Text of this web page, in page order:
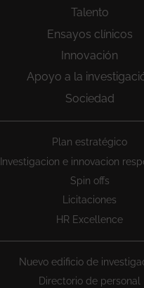
Talento
Ensayos clínicos
Innovación
Apoyo a la
Sociedad
Plan estratégico
Investigacion e innovacion
Spin offs
Licitaciones
HR Excellence
Nuevo edificio de
Directorio de personal